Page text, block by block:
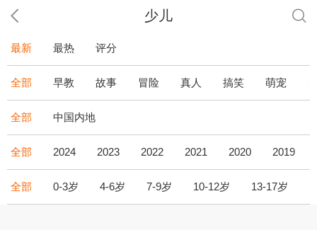
少儿
最新 最热 评分
全部 早教 故事 冒险 真人 搞笑 萌宠
全部 中国内地
全部 2024 2023 2022 2021 2020 2019
全部 0-3岁 4-6岁 7-9岁 10-12岁 13-17岁